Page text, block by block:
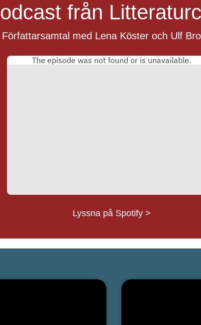
från
Författarsamtal med Lena Köster och Ulf
Lyssna på Spotify >